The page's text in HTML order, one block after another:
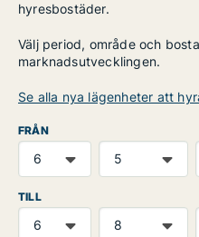
hyresbostäder.
Välj period, område och
marknadsutvecklingen.
Se alla nya lägenheter att
FRÅN
TILL